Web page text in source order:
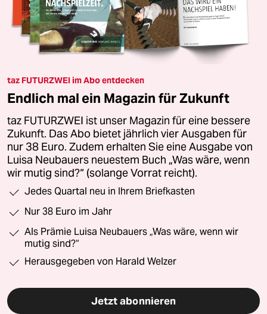
taz FUTURZWEI im Abo entdecken
Endlich mal ein Magazin für Zukunft
taz FUTURZWEI ist unser Magazin für eine bessere
Zukunft. Das Abo bietet jährlich vier Ausgaben für
nur 38 Euro. Zudem erhalten Sie eine Ausgabe von
Luisa Neubauers neuestem Buch „Was wäre, wenn
wir mutig sind?“ (solange Vorrat reicht).
Jedes Quartal neu in Ihrem Briefkasten
Nur 38 Euro im Jahr
Als Prämie Luisa Neubauers „Was wäre, wenn wir
mutig sind?“
Herausgegeben von Harald Welzer
Jetzt abonnieren